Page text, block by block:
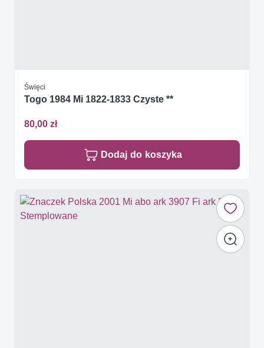
Święci
Togo 1984 Mi 1822-1833 Czyste **
80,00 zł
Dodaj do koszyka